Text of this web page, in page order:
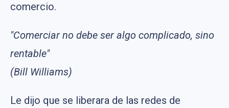
comercio.
"Comerciar no debe ser algo complicado, sino
rentable"
(Bill Williams)
Le dijo que se liberara de las redes de